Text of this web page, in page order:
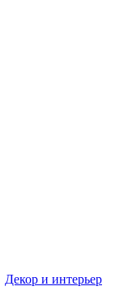
Декор и интерьер